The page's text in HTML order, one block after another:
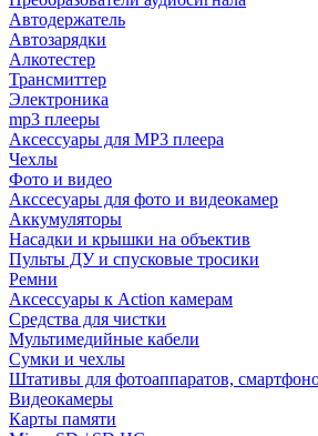
Автодержатель
Автозарядки
Алкотестер
Трансмиттер
Электроника
mp3 плееры
Аксессуары для MP3 плеера
Чехлы
Фото и видео
Акссесуары для фото и видеокамер
Аккумуляторы
Насадки и крышки на объектив
Пульты ДУ и спусковые тросики
Ремни
Аксессуары к Action камерам
Средства для чистки
Мультимедийные кабели
Сумки и чехлы
Штативы для фотоаппаратов,
Видеокамеры
Карты памяти